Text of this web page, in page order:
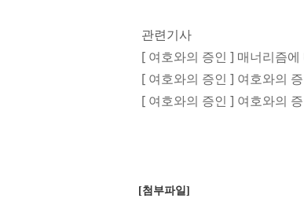
관련기사
[ 여호와의 증인 ] 매너리즘
[ 여호와의 증인 ] 여호와의
[ 여호와의 증인 ] 여호와의
[첨부파일]